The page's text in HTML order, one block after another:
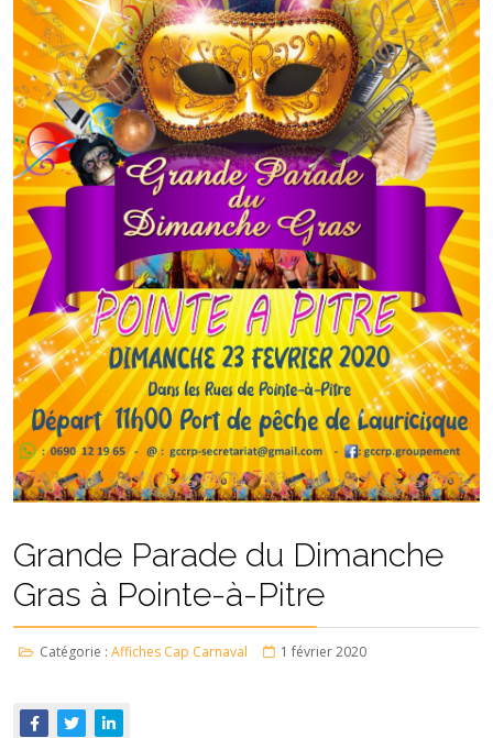
Grande Parade du Dimanche
Gras à Pointe-à-Pitre
Catégorie : Affiches Cap Carnaval 1 février 2020